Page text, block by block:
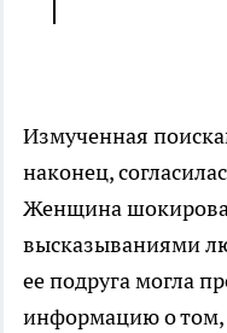
Измученная
наконец,
Женщина
высказываниями
ее подруга могла
информацию о том,